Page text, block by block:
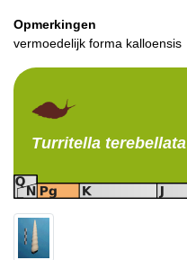
Opmerkingen
vermoedelijk forma kalloensis
Turritella terebellata